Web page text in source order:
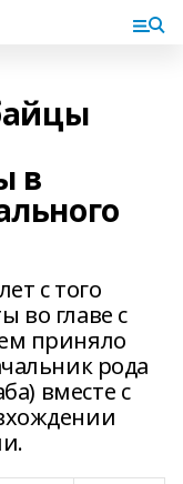
в
с того
во главе с
приняло
рода
вместе с